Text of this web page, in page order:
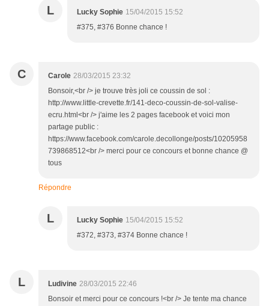
L Lucky Sophie 15/04/2015 15:52
#375, #376 Bonne chance !
C Carole 28/03/2015 23:32
Bonsoir,<br /> je trouve très joli ce coussin de sol :
http://www.little-crevette.fr/141-deco-coussin-de-sol-valise-
ecru.html<br /> j'aime les 2 pages facebook et voici mon
partage public :
https://www.facebook.com/carole.decollonge/posts/10205958
739868512<br /> merci pour ce concours et bonne chance @
tous
Répondre
L Lucky Sophie 15/04/2015 15:52
#372, #373, #374 Bonne chance !
L Ludivine 28/03/2015 22:46
Bonsoir et merci pour ce concours !<br /> Je tente ma chance